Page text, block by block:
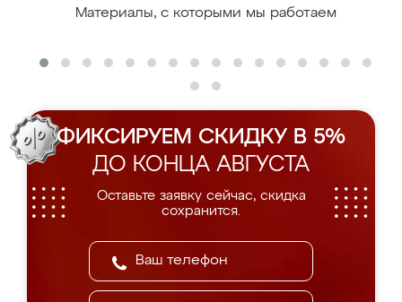
Материалы, с которыми мы работаем
ФИКСИРУЕМ СКИДКУ В 5%
ДО КОНЦА АВГУСТА
Оставьте заявку сейчас, скидка
сохранится.